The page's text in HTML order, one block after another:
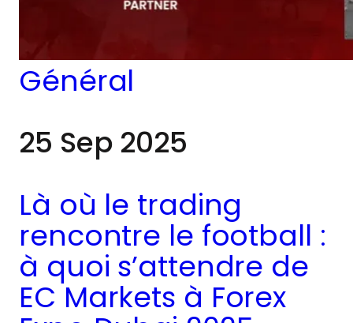
participants et de
partager leur
Général
25 Sep 2025
Là où le trading
rencontre le football :
à quoi s’attendre de
EC Markets à Forex